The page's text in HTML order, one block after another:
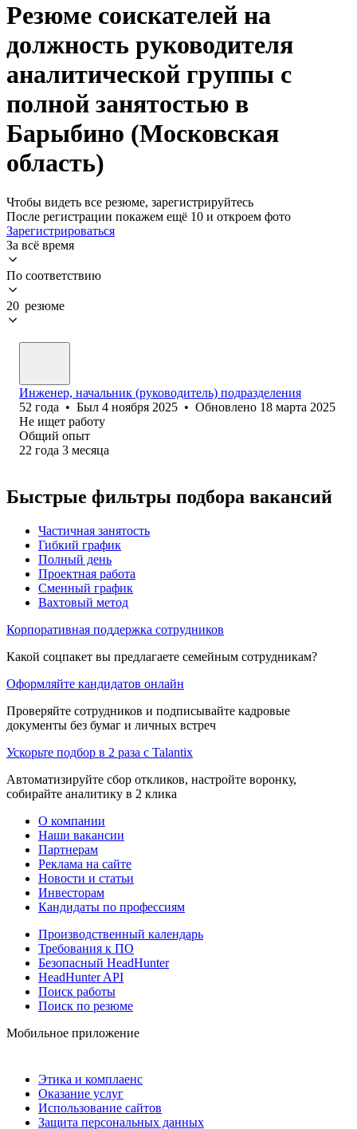
Резюме соискателей на
должность руководителя
аналитической группы с
полной занятостью в
Барыбино (Московская
область)
Чтобы видеть все резюме, зарегистрируйтесь
После регистрации покажем ещё 10 и откроем фото
Зарегистрироваться
За всё время
По соответствию
20 резюме
Инженер, начальник (руководитель) подразделения
52 года • Был 4 ноября 2025 • Обновлено 18 марта 2025
Не ищет работу
Общий опыт
22 года 3 месяца
Быстрые фильтры подбора вакансий
Частичная занятость
Гибкий график
Полный день
Проектная работа
Сменный график
Вахтовый метод
Корпоративная поддержка сотрудников
Какой соцпакет вы предлагаете семейным сотрудникам?
Оформляйте кандидатов онлайн
Проверяйте сотрудников и подписывайте кадровые
документы без бумаг и личных встреч
Ускорьте подбор в 2 раза с Talantix
Автоматизируйте сбор откликов, настройте воронку,
собирайте аналитику в 2 клика
О компании
Наши вакансии
Партнерам
Реклама на сайте
Новости и статьи
Инвесторам
Кандидаты по профессиям
Производственный календарь
Требования к ПО
Безопасный HeadHunter
HeadHunter API
Поиск работы
Поиск по резюме
Мобильное приложение
Этика и комплаенс
Оказание услуг
Использование сайтов
Защита персональных данных